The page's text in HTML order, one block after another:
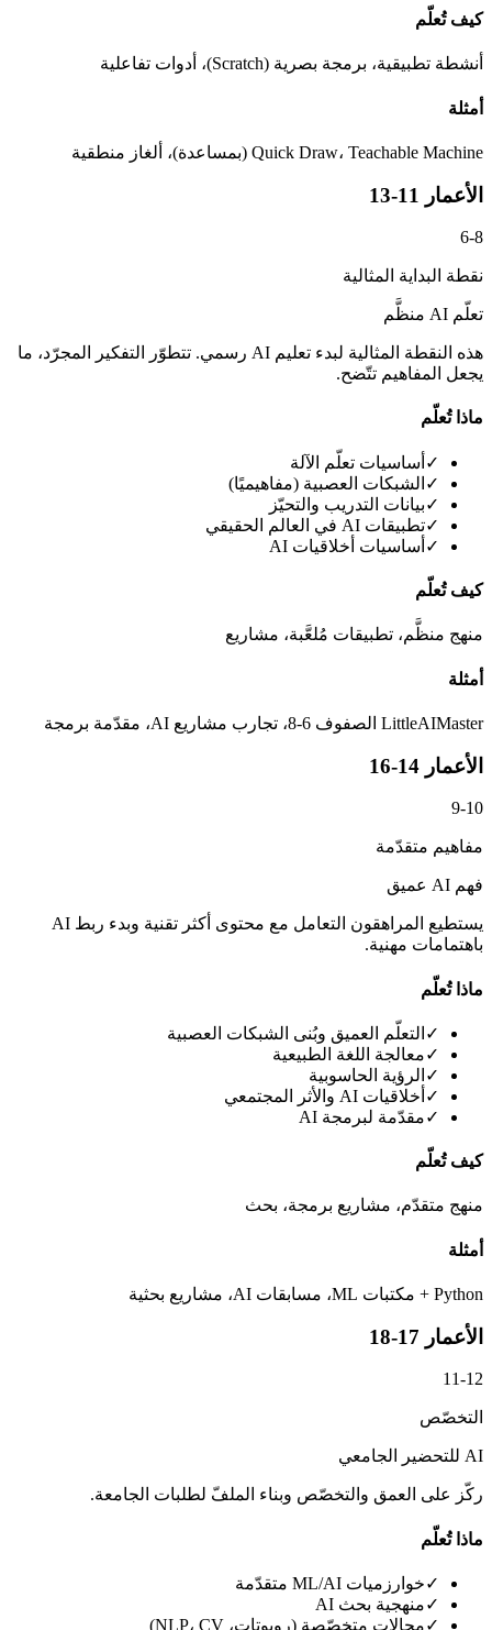
كيف تُعلّم
أنشطة تطبيقية، برمجة بصرية (Scratch)، أدوات تفاعلية
أمثلة
Quick Draw، Teachable Machine (بمساعدة)، ألغاز منطقية
الأعمار 11-13
6-8
نقطة البداية المثالية
تعلّم AI منظَّم
هذه النقطة المثالية لبدء تعليم AI رسمي. تتطوّر التفكير المجرّد، ما
يجعل المفاهيم تتّضح.
ماذا تُعلّم
✓ أساسيات تعلّم الآلة
✓ الشبكات العصبية (مفاهيميًا)
✓بيانات التدريب والتحيّز
✓تطبيقات AI في العالم الحقيقي
✓ أساسيات أخلاقيات AI
كيف تُعلّم
منهج منظَّم، تطبيقات مُلعَّبة، مشاريع
أمثلة
LittleAIMaster الصفوف 6-8، تجارب مشاريع AI، مقدّمة برمجة
الأعمار 14-16
9-10
مفاهيم متقدّمة
فهم AI عميق
يستطيع المراهقون التعامل مع محتوى أكثر تقنية وبدء ربط AI
باهتمامات مهنية.
ماذا تُعلّم
✓ التعلّم العميق وبُنى الشبكات العصبية
✓معالجة اللغة الطبيعية
✓ الرؤية الحاسوبية
✓ أخلاقيات AI والأثر المجتمعي
✓مقدّمة لبرمجة AI
كيف تُعلّم
منهج متقدّم، مشاريع برمجة، بحث
أمثلة
Python + مكتبات ML، مسابقات AI، مشاريع بحثية
الأعمار 17-18
11-12
التخصّص
AI للتحضير الجامعي
ركّز على العمق والتخصّص وبناء الملفّ لطلبات الجامعة.
ماذا تُعلّم
✓خوارزميات ML/AI متقدّمة
✓منهجية بحث AI
✓مجالات متخصّصة (روبوتات، NLP، CV)